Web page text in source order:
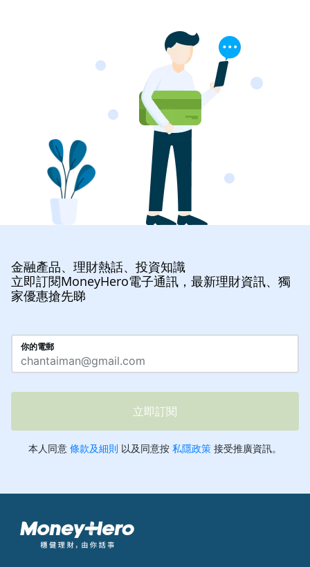
金融產品、理財熱話、投資知識
立即訂閱MoneyHero電子通訊，最新理財資訊、獨
家優惠搶先睇